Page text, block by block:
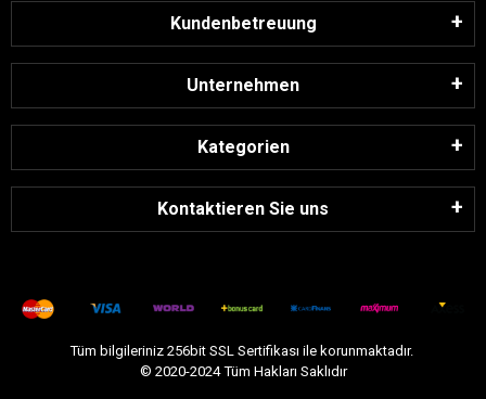
Kundenbetreuung
Unternehmen
Kategorien
Kontaktieren Sie uns
Tüm bilgileriniz 256bit SSL Sertifikası ile korunmaktadır.
© 2020-2024Tüm Hakları Saklıdır